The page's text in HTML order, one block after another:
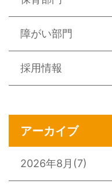
障がい部門
採用情報
アーカイブ
2026年8月 (7)